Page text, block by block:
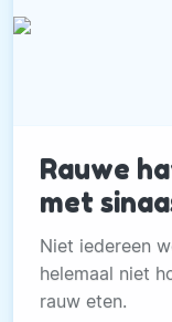
Rauwe
met
Niet iedereen
helemaal niet
rauw eten.